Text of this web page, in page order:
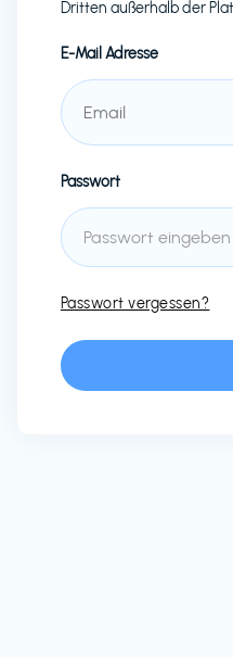
Dritten außerhalb der
E-Mail Adresse
Passwort
Passwort vergessen?